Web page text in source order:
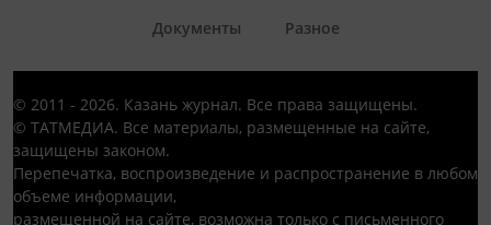
Документы Разное
© 2011 - 2026. Казань журнал. Все права защищены.
© ТАТМЕДИА. Все материалы, размещенные на сайте,
защищены законом.
Перепечатка, воспроизведение и распространение в любом
объеме информации,
размещенной на сайте, возможна только с письменного